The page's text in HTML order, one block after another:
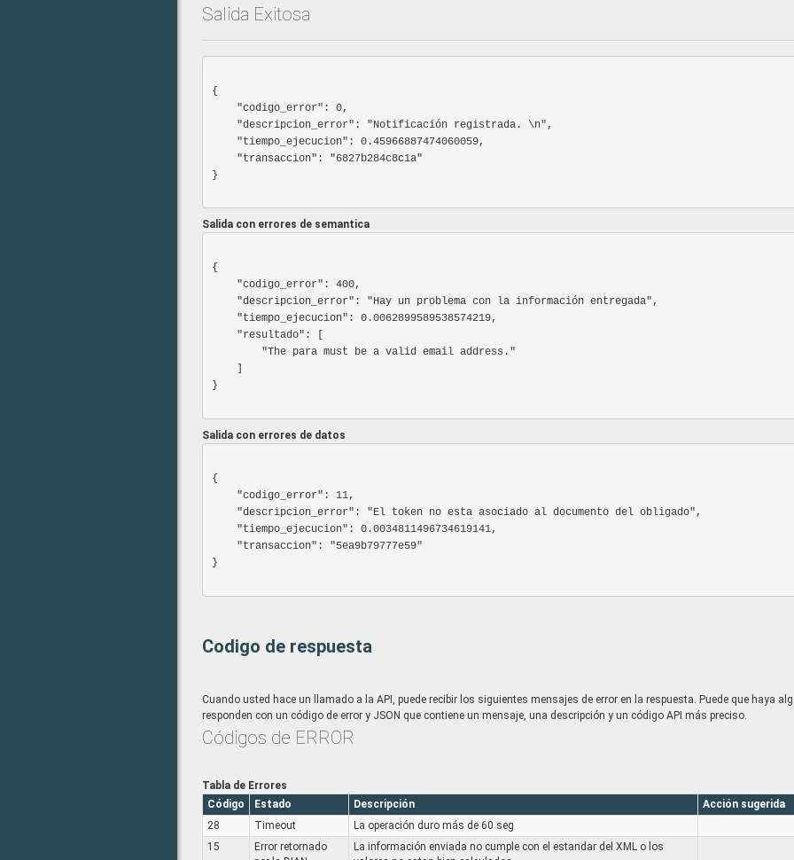
Salida Exitosa
{
Salida con errores de semantica
{
}
Salida con errores de datos
{
}
Codigo de respuesta
Cuando usted hace un llamado a la API, puede recibir los siguientes mensajes de error en la respuesta. Puede que haya
responden con un código de error y JSON que contiene un mensaje, una descripción y un código API más preciso.
Códigos de ERROR
Tabla de Errores
Código
Estado Descripción
Acción sugerida
28
Timeout
La operación duro más de 60 seg
15
Error retornado
La información enviada no cumple con el estandar del XML o los